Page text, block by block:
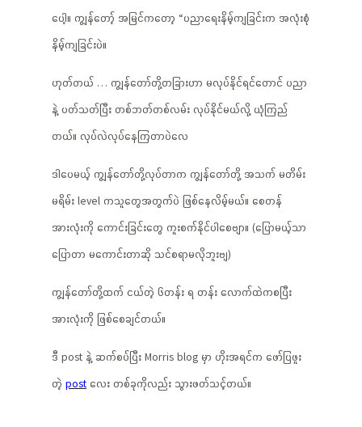
ပေါ့။ ကျွန်တော့် အမြင်ကတော့ “ပညာရေးနိမ့်ကျခြင်းက အလုံးစုံ
နိမ့်ကျခြင်းပဲ။
ဟုတ်တယ် … ကျွန်တော်တို့တခြားဟာ မလုပ်နိုင်ရင်တောင် ပညာ
နဲ့ ပတ်သတ်ပြီး တစ်ဘတ်တစ်လမ်း လုပ်နိုင်မယ်လို့ ယုံကြည်
တယ်။ လုပ်လဲလုပ်နေကြတာပဲလေ
ဒါပေမယ့် ကျွန်တော်တို့လုပ်တာက ကျွန်တော်တို့ အသက် မတိမ်း
မရိမ်း level ကသူတွေအတွက်ပဲ ဖြစ်နေလိမ့်မယ်။ စေတန်
အားလုံးကို ကောင်းခြင်းတွေ ကူးစက်နိုင်ပါစေဗျာ။ (ပြောမယ့်သာ
ပြောတာ မကောင်းတာဆို သင်စရာမလိုဘူးဗျ)
ကျွန်တော်တို့ထက် ငယ်တဲ့ ၆တန်း ရ တန်း လောက်ထဲကစပြီး
အားလုံးကို ဖြစ်စေချင်တယ်။
ဒီ post နဲ့ ဆက်စပ်ပြီး Morris blog မှာ ဟိုးအရင်က ဖော်ပြဖူး
တဲ့ post လေး တစ်ခုကိုလည်း သွားဖတ်သင့်တယ်။